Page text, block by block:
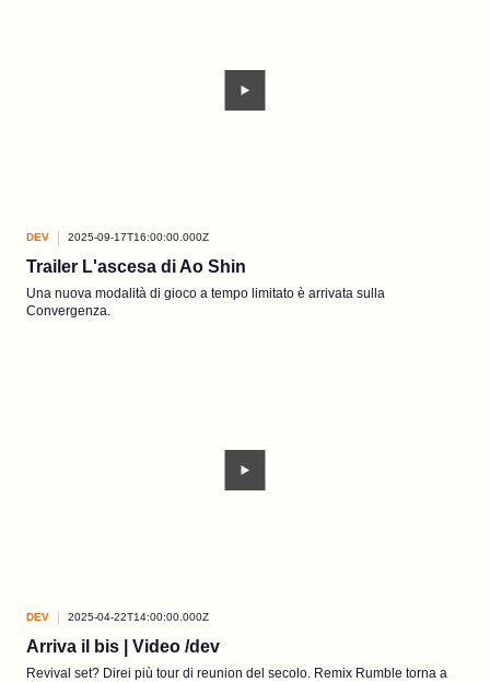
DEV 2025-09-17T16:00:00.000Z
Trailer L'ascesa di Ao Shin
Una nuova modalità di gioco a tempo limitato è arrivata sulla
Convergenza.
DEV 2025-04-22T14:00:00.000Z
Arriva il bis | Video /dev
Revival set? Direi più tour di reunion del secolo. Remix Rumble torna a